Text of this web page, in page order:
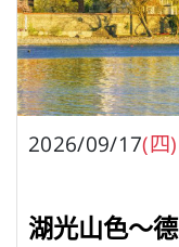
2026/09/17(四)
湖光山色～